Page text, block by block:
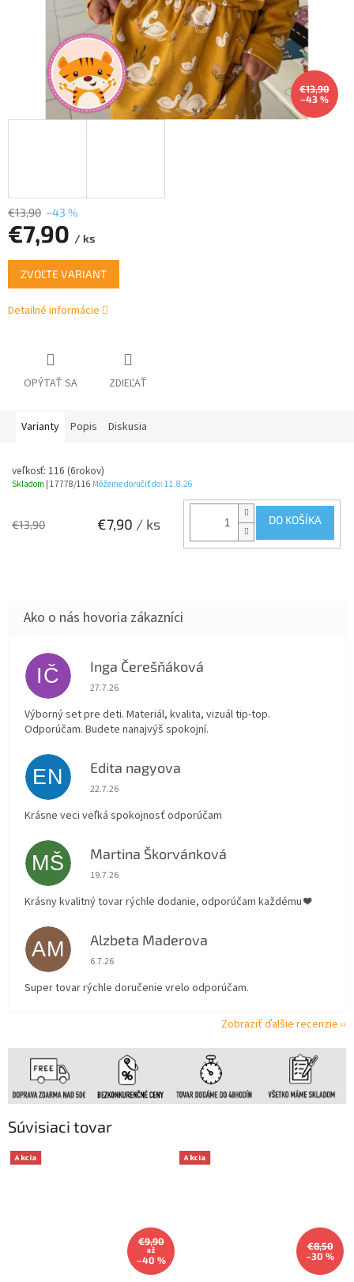
€13,90
–43 %
€13,90 –43 %
€7,90 / ks
Jednotková
cena:
ZVOĽTE VARIANT
Detailné informácie
OPÝTAŤ SA ZDIEĽAŤ
Súvisiaci tovar
Akcia
€9,90
až
–40 %
Akcia
€8,50
–30 %
Varianty Popis Diskusia
veľkosť: 116 (6rokov)
Skladom | 17778/116 Môžeme doručiť do: 11.8.26
€13,90 €7,90 / ks DO KOŠÍKA
IČ Inga Čerešňáková
Hodnotenie obchodu je 5 z 5 hviezdičiek.
27.7.26
Výborný set pre deti. Materiál, kvalita, vizuál tip-top.
Odporúčam. Budete nanajvýš spokojní.
EN Edita nagyova
Hodnotenie obchodu je 5 z 5 hviezdičiek.
22.7.26
Krásne veci veľká spokojnosť odporúčam
MŠ Martina Škorvánková
Hodnotenie obchodu je 5 z 5 hviezdičiek.
19.7.26
Krásny kvalitný tovar rýchle dodanie, odporúčam každému ❤️
AM Alzbeta Maderova
Hodnotenie obchodu je 5 z 5 hviezdičiek.
6.7.26
Super tovar rýchle doručenie vrelo odporúčam.
Zobraziť ďalšie recenzie